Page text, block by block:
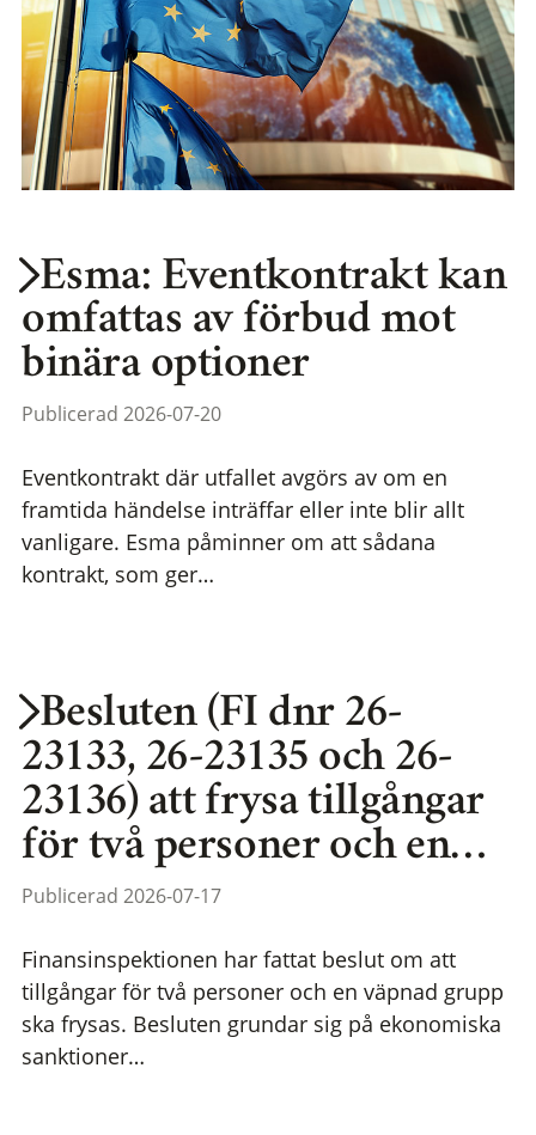
Esma: Eventkontrakt kan
omfattas av förbud mot
binära optioner
Publicerad 2026-07-20
Eventkontrakt där utfallet avgörs av om en
framtida händelse inträffar eller inte blir allt
vanligare. Esma påminner om att sådana
kontrakt, som ger…
Besluten (FI dnr 26-
23133, 26-23135 och 26-
23136) att frysa tillgångar
för två personer och en…
Publicerad 2026-07-17
Finansinspektionen har fattat beslut om att
tillgångar för två personer och en väpnad grupp
ska frysas. Besluten grundar sig på ekonomiska
sanktioner…